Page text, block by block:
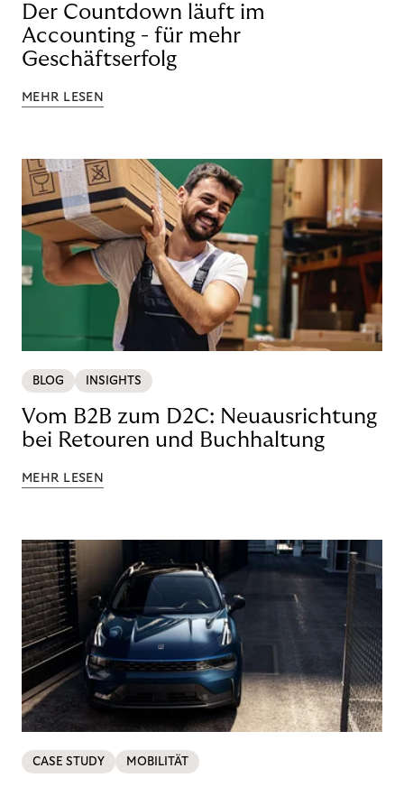
Der Countdown läuft im
Accounting - für mehr
Geschäftserfolg
MEHR LESEN
BLOG INSIGHTS
Vom B2B zum D2C: Neuausrichtung
bei Retouren und Buchhaltung
MEHR LESEN
CASE STUDY MOBILITÄT